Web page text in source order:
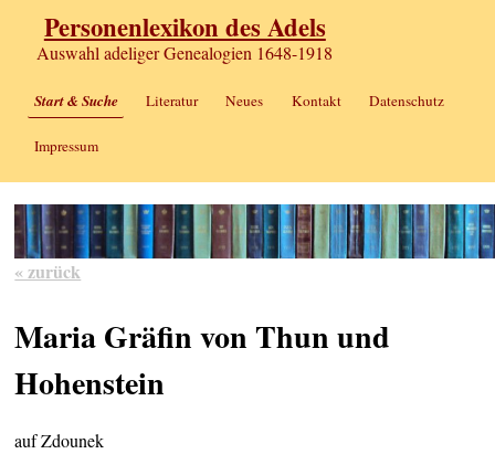
Personenlexikon des Adels
Auswahl adeliger Genealogien 1648-1918
Start & Suche Literatur Neues Kontakt Datenschutz
Impressum
« zurück
Maria Gräfin von Thun und
Hohenstein
auf Zdounek